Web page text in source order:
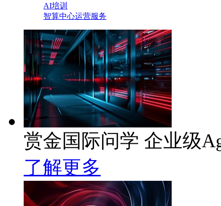
AI培训
智算中心运营服务
赏金国际问学 企业级
了解更多